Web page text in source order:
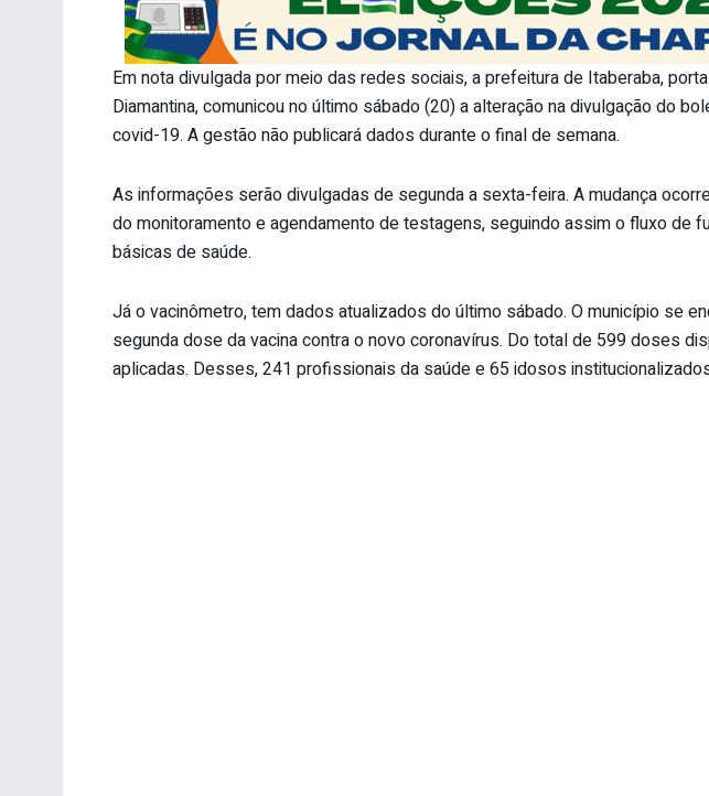
Em nota divulgada por meio das redes sociais, a prefeitura de Itaberaba,
Diamantina, comunicou no último sábado (20) a alteração na divulgação do
covid-19. A gestão não publicará dados durante o final de semana.
As informações serão divulgadas de segunda a sexta-feira. A mudança
do monitoramento e agendamento de testagens, seguindo assim o fluxo de
básicas de saúde.
Já o vacinômetro, tem dados atualizados do último sábado. O município se
segunda dose da vacina contra o novo coronavírus. Do total de 599 doses
aplicadas. Desses, 241 profissionais da saúde e 65 idosos